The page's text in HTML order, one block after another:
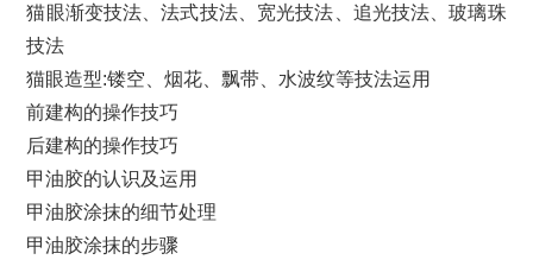
猫眼渐变技法、法式技法、宽光技法、追光技法、玻璃珠
技法
猫眼造型:镂空、烟花、飘带、水波纹等技法运用
前建构的操作技巧
后建构的操作技巧
甲油胶的认识及运用
甲油胶涂抹的细节处理
甲油胶涂抹的步骤